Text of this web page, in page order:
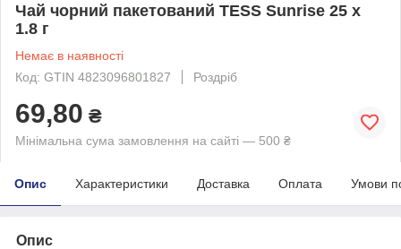
Чай чорний пакетований TESS Sunrise 25 x
1.8 г
Немає в наявності
Код: GTIN 4823096801827
Роздріб
69,80 ₴
Мінімальна сума замовлення на сайті — 500 ₴
Опис Характеристики Доставка Оплата Умови
Опис